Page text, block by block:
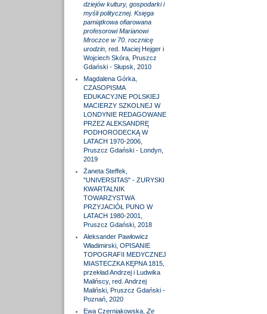
dziejów kultury, gospodarki i
myśli politycznej. Księga
pamiątkowa ofiarowana
profesorowi Marianowi
Mroczce w 70. rocznicę
urodzin, red. Maciej Hejger i
Wojciech Skóra, Pruszcz
Gdański - Słupsk, 2010
Magdalena Górka,
CZASOPISMA
EDUKACYJNE POLSKIEJ
MACIERZY SZKOLNEJ W
LONDYNIE REDAGOWANE
PRZEZ ALEKSANDRĘ
PODHORODECKĄ W
LATACH 1970-2006,
Pruszcz Gdański - Londyn,
2019
Żaneta Steffek,
"UNIVERSITAS" - ZURYSKI
KWARTALNIK
TOWARZYSTWA
PRZYJACIÓŁ PUNO W
LATACH 1980-2001,
Pruszcz Gdański, 2018
Aleksander Pawłowicz
Władimirski, OPISANIE
TOPOGRAFII MEDYCZNEJ
MIASTECZKA KĘPNA 1815,
przekład Andrzej i Ludwika
Malińscy, red. Andrzej
Maliński, Pruszcz Gdański -
Poznań, 2020
Ewa Czerniakowska, Ze